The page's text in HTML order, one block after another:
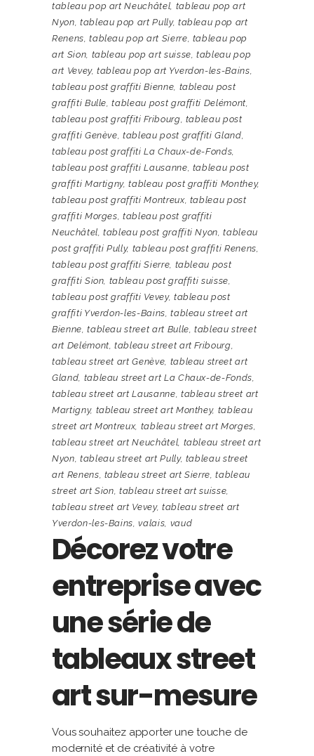
tableau pop art Neuchâtel, tableau pop art
Nyon, tableau pop art Pully, tableau pop art
Renens,tableau pop art Sierre, tableau pop
art Sion, tableau pop art suisse,tableau pop
art Vevey,tableau pop art Yverdon-les-Bains,
tableau post graffiti Bienne, tableau post
graffiti Bulle,tableau post graffiti Delémont,
tableau post graffiti Fribourg, tableau post
graffiti Genève,tableau post graffiti Gland,
tableau post graffiti La Chaux-de-Fonds,
tableau post graffiti Lausanne, tableau post
graffiti Martigny,tableau post graffiti Monthey,
tableau post graffiti Montreux, tableau post
graffiti Morges,tableau post graffiti
Neuchâtel,tableau post graffiti Nyon,tableau
post graffiti Pully, tableau post graffiti Renens,
tableau post graffiti Sierre, tableau post
graffiti Sion, tableau post graffiti suisse,
tableau post graffiti Vevey, tableau post
graffiti Yverdon-les-Bains,tableau street art
Bienne,tableau street art Bulle,tableau street
art Delémont,tableau street art Fribourg,
tableau street art Genève, tableau street art
Gland, tableau street art La Chaux-de-Fonds,
tableau street art Lausanne, tableau street art
Martigny, tableau street art Monthey, tableau
street art Montreux, tableau street art Morges,
tableau street art Neuchâtel, tableau street art
Nyon, tableau street art Pully, tableau street
art Renens, tableau street art Sierre,tableau
street art Sion,tableau street art suisse,
tableau street art Vevey, tableau street art
Yverdon-les-Bains,valais, vaud
Décorez votre
entreprise avec
une série de
tableaux street
art sur-mesure
Vous souhaitez apporter une touche de
modernité et de créativité à votre